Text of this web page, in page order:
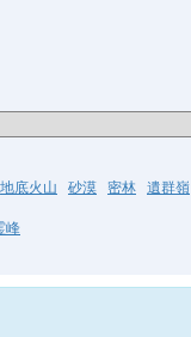
地底火山 砂漠 密林
遺群嶺
峰